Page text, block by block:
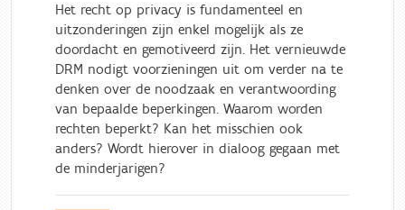
Het recht op privacy is fundamenteel en
uitzonderingen zijn enkel mogelijk als ze
doordacht en gemotiveerd zijn. Het vernieuwde
DRM nodigt voorzieningen uit om verder na te
denken over de noodzaak en verantwoording
van bepaalde beperkingen. Waarom worden
rechten beperkt? Kan het misschien ook
anders? Wordt hierover in dialoog gegaan met
de minderjarigen?